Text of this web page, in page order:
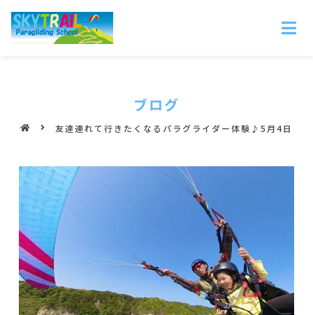
ブログ
友達連れて行きたくなるパラグライダー体験♪5月4日